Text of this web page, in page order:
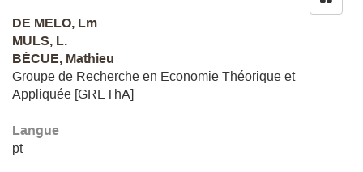
DE MELO, Lm
MULS, L.
BÉCUE, Mathieu
Groupe de Recherche en Economie Théorique et
Appliquée [GREThA]
Langue
pt